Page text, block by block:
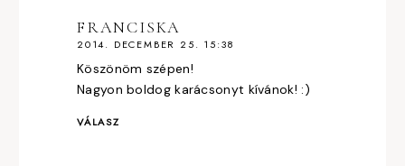
FRANCISKA
2014. DECEMBER 25. 15:38
Köszönöm szépen!
Nagyon boldog karácsonyt kívánok! :)
VÁLASZ